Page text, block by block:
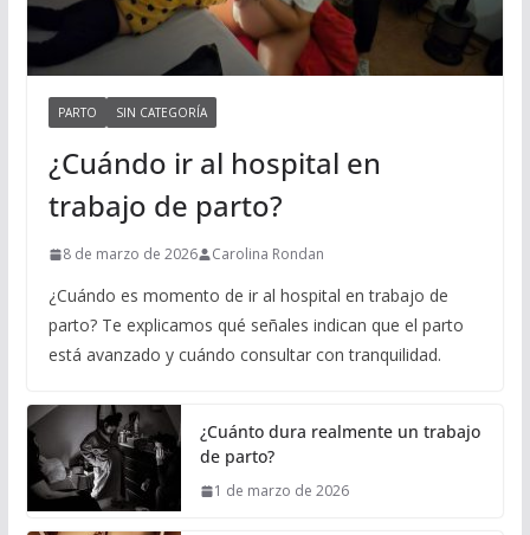
PARTO SIN CATEGORÍA
¿Cuándo ir al hospital en
trabajo de parto?
8 de marzo de 2026 Carolina Rondan
¿Cuándo es momento de ir al hospital en trabajo de
parto? Te explicamos qué señales indican que el parto
está avanzado y cuándo consultar con tranquilidad.
¿Cuánto dura realmente un trabajo
de parto?
1 de marzo de 2026